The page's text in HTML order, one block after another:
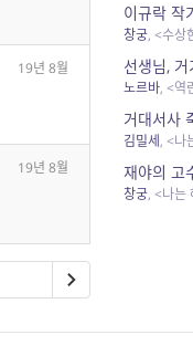
19년 8월
19년 8월
창궁, <수상한 게
노르바, <역
거대서사
김밀세, <나는
재야의 고
창궁, <나는